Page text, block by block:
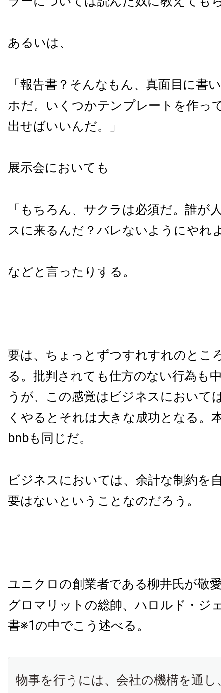
あるいは、
「報告書？そんなもん、真面目に書
ホだ。いくつかテンプレートを作っ
出せばいいんだ。」
展示会においても
「もちろん、サクラは必須だ。誰が
スに来るんだ？バレないようにやれ
などと言ったりする。
要は、ちょっとずつすれすれのとこ
る。批判されても仕方のない行為も
うが、この感覚はビジネスにおいて
くやるとそれは大きな成功となる。
bnbも同じだ。
ビジネスにおいては、余計な制約を
要はないということなのだろう。
ユニクロの創業者である柳井氏が敬
グロマリットの総帥、ハロルド・ジ
書※1の中でこう述べる。
物事を行うには、会社の機構を通し